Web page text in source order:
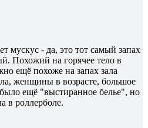
мускус - да, это тот самый запах
Похожий на горячее тело в
ещё похоже на запах зала
женщины в возрасте, большое
ещё "выстиранное белье", но
в роллерболе.